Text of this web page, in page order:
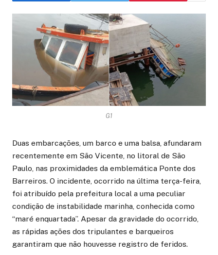
G1
Duas embarcações, um barco e uma balsa, afundaram
recentemente em São Vicente, no litoral de São
Paulo, nas proximidades da emblemática Ponte dos
Barreiros. O incidente, ocorrido na última terça-feira,
foi atribuído pela prefeitura local a uma peculiar
condição de instabilidade marinha, conhecida como
“maré enquartada”. Apesar da gravidade do ocorrido,
as rápidas ações dos tripulantes e barqueiros
garantiram que não houvesse registro de feridos.